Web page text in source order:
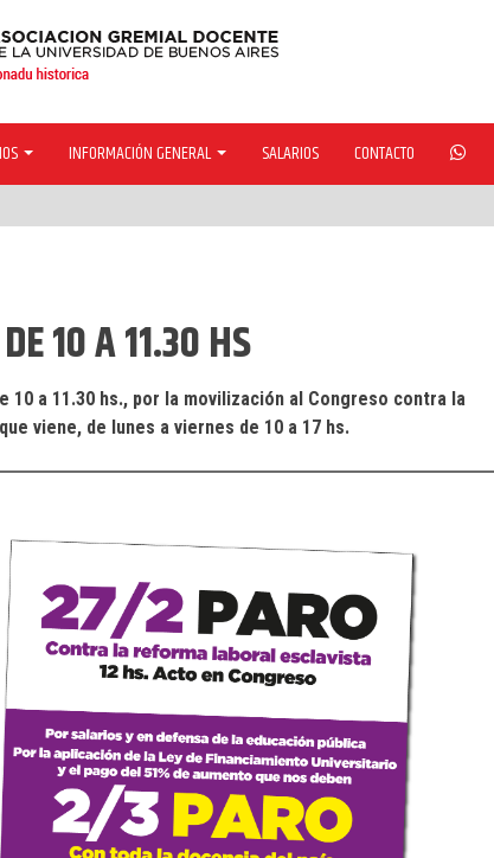
INFORMACIÓN GENERAL SALARIOS CONTACTO
10 A 11.30 HS
a 11.30 hs., por la movilización al Congreso contra la
viene, de lunes a viernes de 10 a 17 hs.